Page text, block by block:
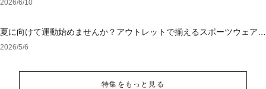
2026/6/10
夏に向けて運動始めませんか？アウトレットで揃えるスポーツウェア＆
シューズ
2026/5/6
特集をもっと見る